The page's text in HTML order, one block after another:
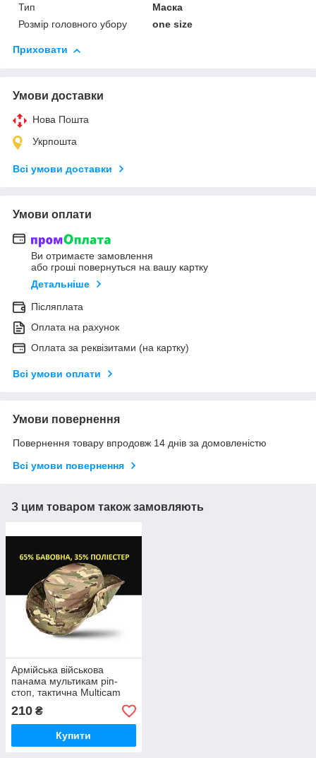
Тип
Маска
Розмір головного убору
one size
Приховати
Умови доставки
Нова Пошта
Укрпошта
Всі умови доставки
Умови оплати
Ви отримаєте замовлення
або гроші повернуться на вашу картку
Детальніше
Післяплата
Оплата на рахунок
Оплата за реквізитами (на картку)
Всі умови оплати
Умови повернення
Повернення товару впродовж 14 днів за домовленістю
Всі умови повернення
З цим товаром також замовляють
Армійська військова
панама мультикам ріп-
стоп, тактична Multicam
210 ₴
Купити